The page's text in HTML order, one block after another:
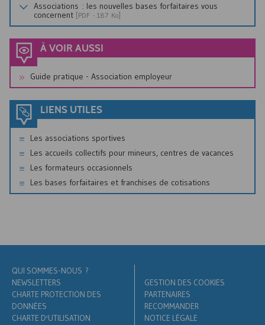
Associations : les nouvelles bases forfaitaires vous
concernent [PDF - 187 Ko]
À VOIR AUSSI
Guide pratique - Association employeur
LIENS UTILES
Les associations sportives
Les accueils collectifs pour mineurs, centres de vacances
Les formateurs occasionnels
Les bases forfaitaires et franchises de cotisations
QUI SOMMES-NOUS ?
NEWSLETTERS
CHARTE PROTECTION DES
DONNÉES
CHARTE D'UTILISATION
GESTION DES COOKIES
PARTENAIRES
RECOMMANDER
NOTICE LÉGALE